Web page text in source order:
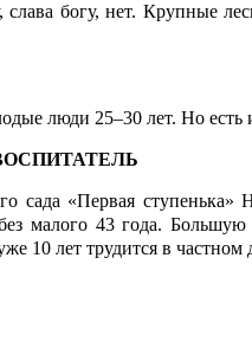
богу, нет. Крупные
люди 25–30 лет. Но есть
сада «Первая
малого 43 года.
10 лет трудится в частном